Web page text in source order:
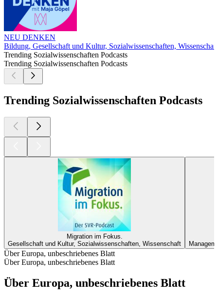
NEU DENKEN
Bildung, Gesellschaft und Kultur, Sozialwissenschaften, Wissenschaft
Trending Sozialwissenschaften Podcasts
Trending Sozialwissenschaften Podcasts
Trending Sozialwissenschaften Podcasts
Migration im Fokus.
Gesellschaft und Kultur, Sozialwissenschaften, Wissenschaft
Über Europa, unbeschriebenes Blatt
Über Europa, unbeschriebenes Blatt
Über Europa, unbeschriebenes Blatt